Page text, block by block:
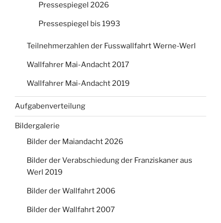
Pressespiegel 2026
Pressespiegel bis 1993
Teilnehmerzahlen der Fusswallfahrt Werne-Werl
Wallfahrer Mai-Andacht 2017
Wallfahrer Mai-Andacht 2019
Aufgabenverteilung
Bildergalerie
Bilder der Maiandacht 2026
Bilder der Verabschiedung der Franziskaner aus
Werl 2019
Bilder der Wallfahrt 2006
Bilder der Wallfahrt 2007